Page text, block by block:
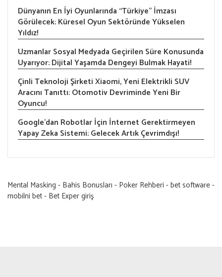
Dünyanın En İyi Oyunlarında “Türkiye” İmzası
Görülecek: Küresel Oyun Sektöründe Yükselen
Yıldız!
Uzmanlar Sosyal Medyada Geçirilen Süre Konusunda
Uyarıyor: Dijital Yaşamda Dengeyi Bulmak Hayati!
Çinli Teknoloji Şirketi Xiaomi, Yeni Elektrikli SUV
Aracını Tanıttı: Otomotiv Devriminde Yeni Bir
Oyuncu!
Google’dan Robotlar İçin İnternet Gerektirmeyen
Yapay Zeka Sistemi: Gelecek Artık Çevrimdışı!
Mental Masking - Bahis Bonusları - Poker Rehberi -bet software-
mobilni bet- Bet Exper giriş